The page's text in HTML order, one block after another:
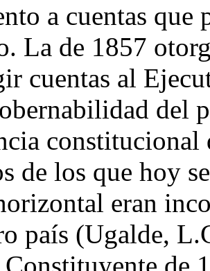
a cuentas que
La de 1857
cuentas al
del
de los que hoy
eran
país (Ugalde,